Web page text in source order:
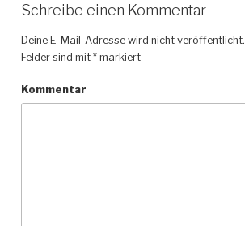
Schreibe einen Kommentar
Deine E-Mail-Adresse wird nicht veröffentlicht.
Felder sind mit *markiert
Kommentar